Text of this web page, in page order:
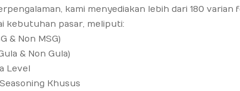
kami menyediakan lebih dari 180
kebutuhan pasar, meliputi:
& Non MSG)
& Non Gula)
Level
Khusus